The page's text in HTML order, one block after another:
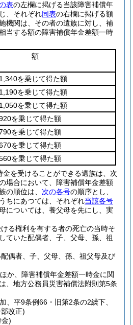
表の左欄に掲げる当該障害補償年
、それぞれ同表の右欄に掲げる額
機関は、その者の遺族に対し、補
当する額の障害補償年金差額一時
額
を乗じて得た額
を乗じて得た額
を乗じて得た額
を乗じて得た額
を乗じて得た額
を乗じて得た額
を乗じて得た額
金を受けることができる遺族は、次
場合において、障害補償年金差額
の順位は、 次の各号の順序とし、
ちにあつては、それぞれ当該各号
については、養父母を先にし、実
る権利を有する者の死亡の当時そ
ていた配偶者、子、父母、孫、祖
偶者、子、父母、孫、祖父母及び
か、障害補償年金差額一時金に関
、地方公務員災害補償法附則第5条
、平9条例66・旧第2条の2繰下、
改正)
)